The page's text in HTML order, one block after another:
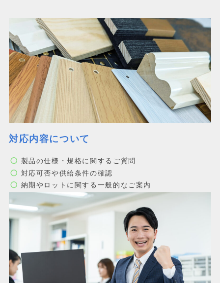
対応内容について
製品の仕様・規格に関するご質問
対応可否や供給条件の確認
納期やロットに関する一般的なご案内